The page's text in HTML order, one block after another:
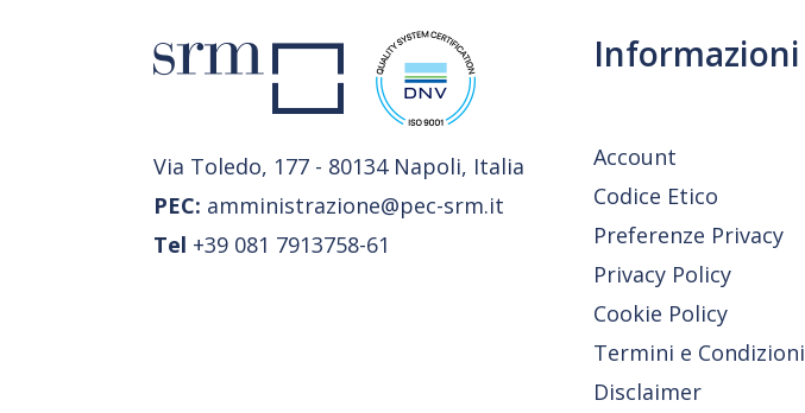
Via Toledo, 177 - 80134 Napoli, Italia
PEC: amministrazione@pec-srm.it
Tel +39 081 7913758-61
Informazioni
Account
Codice Etico
Preferenze Privacy
Privacy Policy
Cookie Policy
Termini e Condizioni
Disclaimer